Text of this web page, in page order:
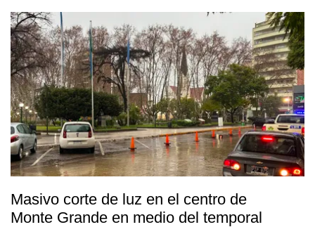
Masivo corte de luz en el centro de
Monte Grande en medio del temporal